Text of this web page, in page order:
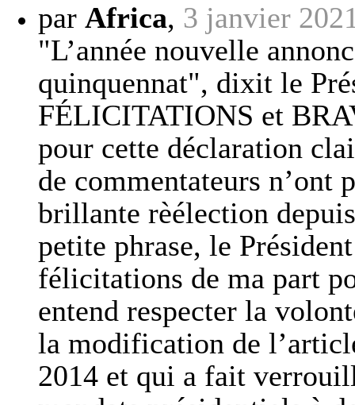
par Africa, 3 janvier
"L’année nouvelle
quinquennat", dixit le
FÉLICITATIONS et
pour cette déclaration
de commentateurs n’ont
brillante rèélection
petite phrase, le
félicitations de ma part
entend respecter la
la modification de
2014 et qui a fait